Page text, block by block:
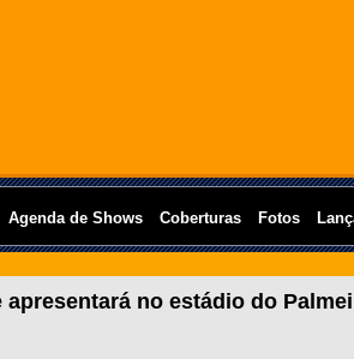
Agenda de Shows Coberturas Fotos
apresentará no estádio do